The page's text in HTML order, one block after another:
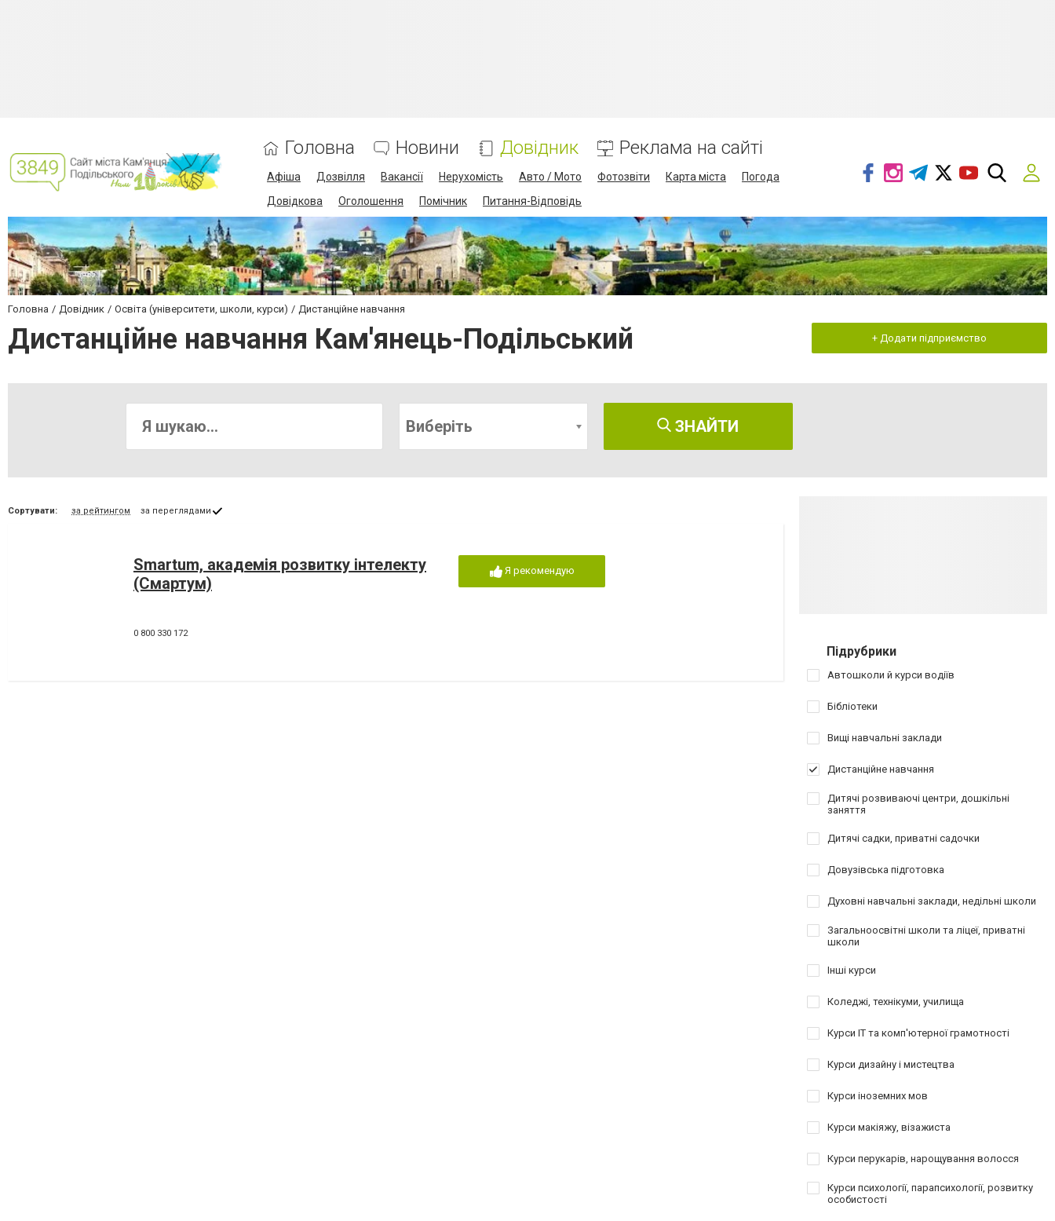
Головна Новини Довідник Реклама на сайті
Афіша Дозвілля Вакансії Нерухомість Авто / Мото Фотозвіти Карта міста
Погода
Довідкова
Оголошення Помічник Питання-Відповідь
Головна Довідник Освіта (університети, школи, курси) Дистанційне навчання
Дистанційне навчання Кам'янець-Подільський + Додати підприємство
Виберіть ЗНАЙТИ
Сортувати: за рейтингом за переглядами
Smartum, академія розвитку інтелекту
(Смартум)
0 800 330 172
Я рекомендую
Підрубрики
Автошколи й курси водіїв
Бібліотеки
Вищі навчальні заклади
Дистанційне навчання
Дитячі розвиваючі центри, дошкільні
заняття
Дитячі садки, приватні садочки
Довузівська підготовка
Духовні навчальні заклади, недільні школи
Загальноосвітні школи та ліцеї, приватні
школи
Інші курси
Коледжі, технікуми, училища
Курси IT та комп'ютерної грамотності
Курси дизайну і мистецтва
Курси іноземних мов
Курси макіяжу, візажиста
Курси перукарів, нарощування волосся
Курси психології, парапсихології, розвитку
особистості